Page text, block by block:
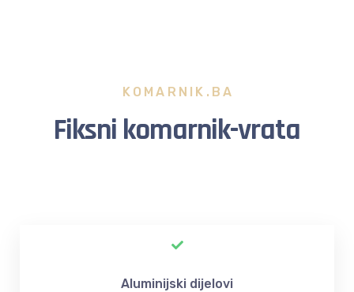
KOMARNIK.BA
Fiksni komarnik-vrata
Aluminijski dijelovi